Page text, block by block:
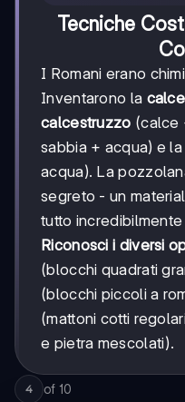
Tecniche
I Romani erano
Inventarono la calce
calcestruzzo (calce
sabbia + acqua) e
acqua). La
segreto - un
tutto
Riconosci i diversi
(blocchi quadrati
(blocchi piccoli a
(mattoni cotti
e pietra mescolati).
4 of 10